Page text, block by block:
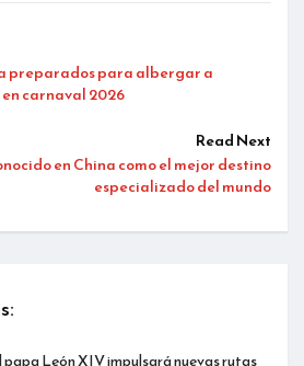
preparados para albergar a
carnaval 2026
Read Next
en China como el mejor destino
especializado del mundo
León XIV impulsará nuevas rutas